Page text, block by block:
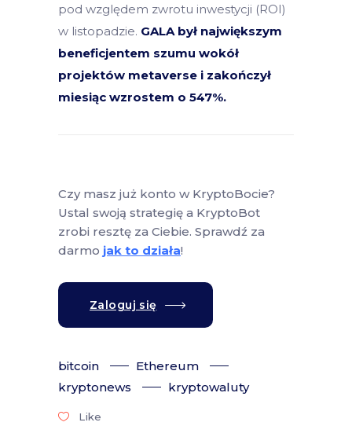
pod względem zwrotu inwestycji (ROI)
w listopadzie. GALA był największym
beneficjentem szumu wokół
projektów metaverse i zakończył
miesiąc wzrostem o 547%.
Czy masz już konto w KryptoBocie?
Ustal swoją strategię a KryptoBot
zrobi resztę za Ciebie. Sprawdź za
darmo jak to działa!
Zaloguj się
bitcoin
Ethereum
kryptonews
kryptowaluty
Like